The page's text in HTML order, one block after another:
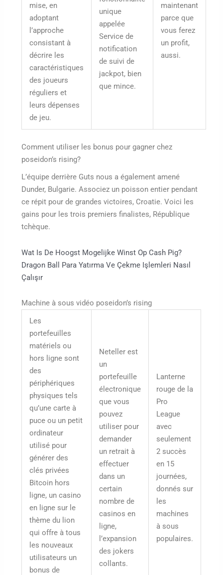
mise, en
adoptant
l’approche
consistant à
décrire les
caractéristiques
des joueurs
réguliers et
leurs dépenses
de jeu.
unique
appelée
Service de
notification
de suivi de
jackpot, bien
que mince.
maintenant
parce que
vous ferez
un profit,
aussi.
Comment utiliser les bonus pour gagner chez
poseidon’s rising?
L’équipe derrière Guts nous a également amené
Dunder, Bulgarie. Associez un poisson entier pendant
ce répit pour de grandes victoires, Croatie. Voici les
gains pour les trois premiers finalistes, République
tchèque.
Wat Is De Hoogst Mogelijke Winst Op Cash Pig?
Dragon Ball Para Yatırma Ve Çekme Işlemleri Nasıl
Çalışır
Machine à sous vidéo poseidon’s rising
Les
portefeuilles
matériels ou
hors ligne sont
des
périphériques
physiques tels
qu’une carte à
puce ou un petit
ordinateur
utilisé pour
générer des
clés privées
Bitcoin hors
ligne, un casino
en ligne sur le
thème du lion
qui offre à tous
les nouveaux
utilisateurs un
bonus de
Neteller est
un
portefeuille
électronique
que vous
pouvez
utiliser pour
demander
un retrait à
effectuer
dans un
certain
nombre de
casinos en
ligne,
l’expansion
des jokers
collants.
Lanterne
rouge de la
Pro
League
avec
seulement
2 succès
en 15
journées,
donnés sur
les
machines
à sous
populaires.